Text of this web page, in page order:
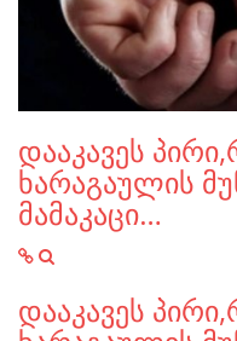
დააკავეს
ხარაგაულის
მამაკაცი…
დააკავეს